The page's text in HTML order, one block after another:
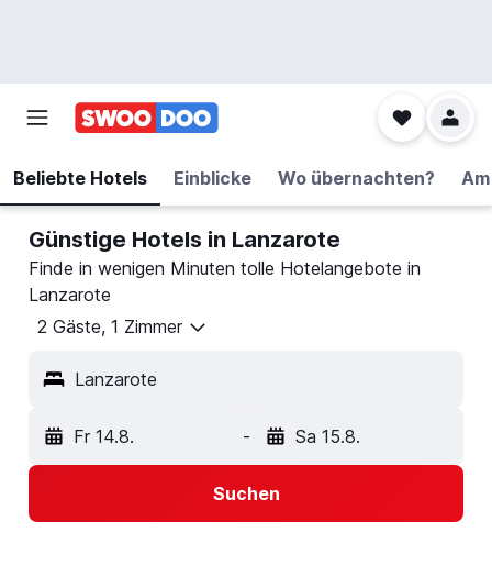
Beliebte Hotels Einblicke Wo übernachten?
Günstige Hotels in Lanzarote
Finde in wenigen Minuten tolle Hotelangebote in
Lanzarote
2 Gäste, 1 Zimmer
Lanzarote
Fr 14.8. - Sa 15.8.
Suchen